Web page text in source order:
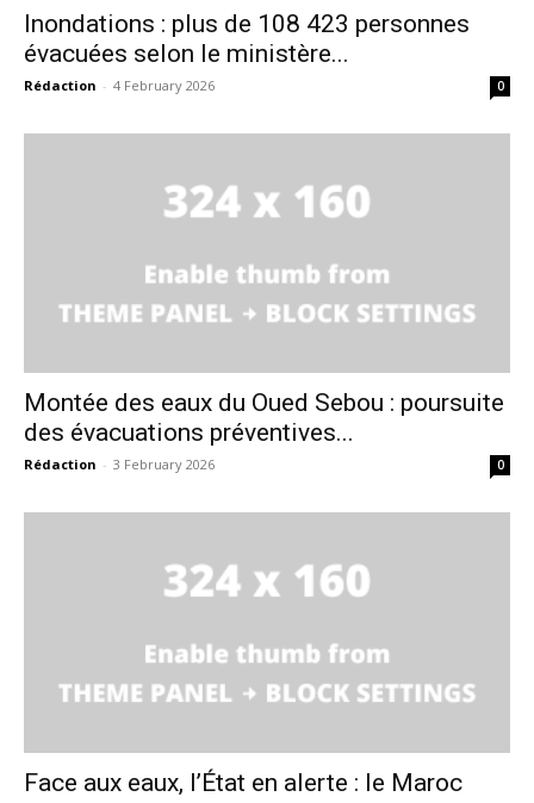
le1.ma
l'information
Inondations : plus de 108 423 personnes
évacuées selon le ministère...
Rédaction - 4 February 2026 0
Montée des eaux du Oued Sebou : poursuite
des évacuations préventives...
Rédaction - 3 February 2026 0
Face aux eaux, l’État en alerte : le Maroc